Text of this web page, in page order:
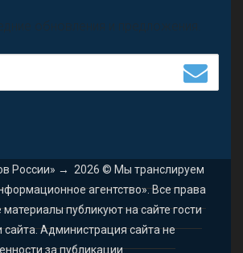
обновления и предложения.
России» → 2026 © Мы транслируем
агентство». Все права
публикуют на сайте гости
сайта. Администрация сайта не
за публикации.